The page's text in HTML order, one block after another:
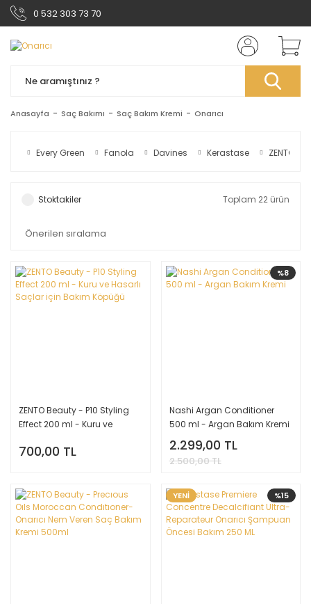
0 532 303 73 70
Anasayfa Saç Bakımı Saç Bakım Kremi Onarıcı
Every Green Fanola Davines Kerastase ZENTO
Stoktakiler Toplam 22 ürün
ZENTO Beauty - P10 Styling
Effect 200 ml - Kuru ve
Köpüğü
700,00 TL
%8
Nashi Argan Conditioner
500 ml - Argan Bakım Kremi
2.299,00 TL
2.500,00 TL
%15
YENİ